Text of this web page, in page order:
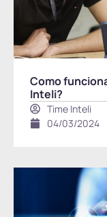
Como
Inteli?
Time Inteli
04/03/2024